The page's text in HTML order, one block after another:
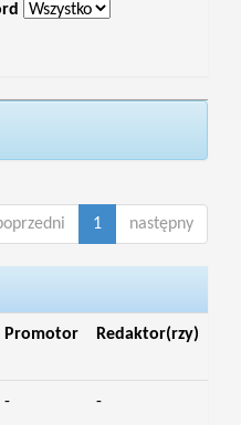
1 następny
Promotor Redaktor(rzy)
- -